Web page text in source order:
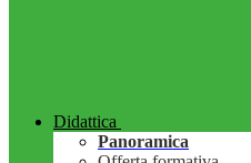
Didattica
Panoramica